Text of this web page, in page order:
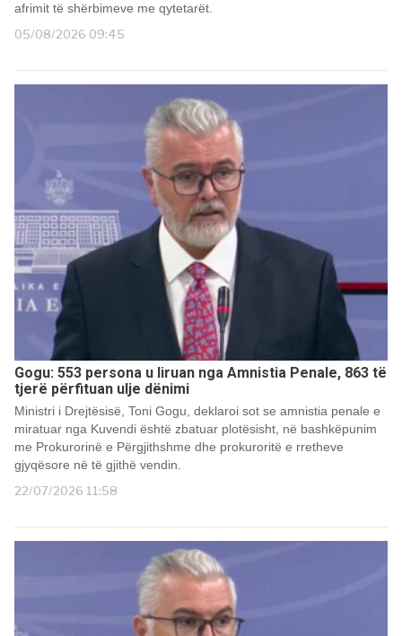
afrimit të shërbimeve me qytetarët.
05/08/2026 09:45
Gogu: 553 persona u liruan nga Amnistia Penale, 863 të
tjerë përfituan ulje dënimi
Ministri i Drejtësisë, Toni Gogu, deklaroi sot se amnistia penale e
miratuar nga Kuvendi është zbatuar plotësisht, në bashkëpunim
me Prokurorinë e Përgjithshme dhe prokuroritë e rretheve
gjyqësore në të gjithë vendin.
22/07/2026 11:58